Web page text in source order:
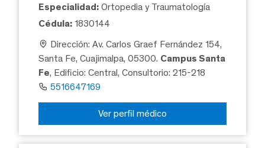
Especialidad: Ortopedia y Traumatología
Cédula: 1830144
Dirección: Av. Carlos Graef Fernández 154,
Santa Fe, Cuajimalpa, 05300. Campus Santa
Fe, Edificio: Central, Consultorio: 215-218
5516647169
Ver perfil médico